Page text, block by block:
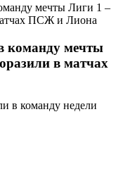
мечты Лиги 1 –
ПСЖ и Лиона
команду мечты
в матчах
в команду недели